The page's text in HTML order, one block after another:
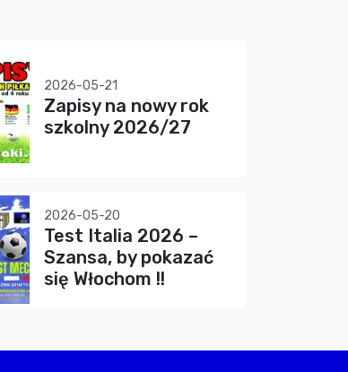
2026-05-21
Zapisy na nowy rok
szkolny 2026/27
2026-05-20
Test Italia 2026 –
Szansa, by pokazać
się Włochom !!